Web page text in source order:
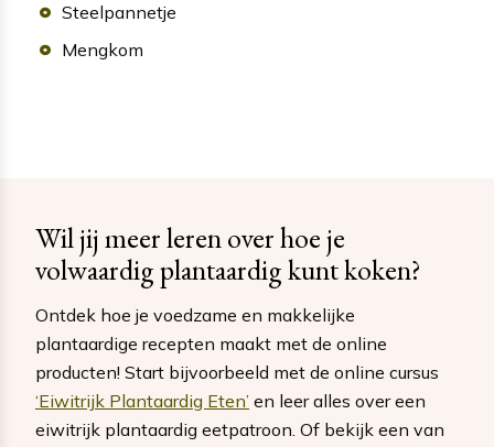
Steelpannetje
Mengkom
Wil jij meer leren over hoe je
volwaardig plantaardig kunt koken?
Ontdek hoe je voedzame en makkelijke
plantaardige recepten maakt met de online
producten! Start bijvoorbeeld met de online cursus
‘Eiwitrijk Plantaardig Eten’ en leer alles over een
eiwitrijk plantaardig eetpatroon. Of bekijk een van